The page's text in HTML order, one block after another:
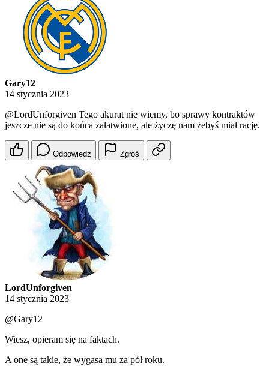
Gary12
14 stycznia 2023
@LordUnforgiven Tego akurat nie wiemy, bo sprawy kontraktów
jeszcze nie są do końca załatwione, ale życzę nam żebyś miał rację.
Odpowiedz Zgłoś
LordUnforgiven
14 stycznia 2023
@Gary12
Wiesz, opieram się na faktach.
A one są takie, że wygasa mu za pół roku.